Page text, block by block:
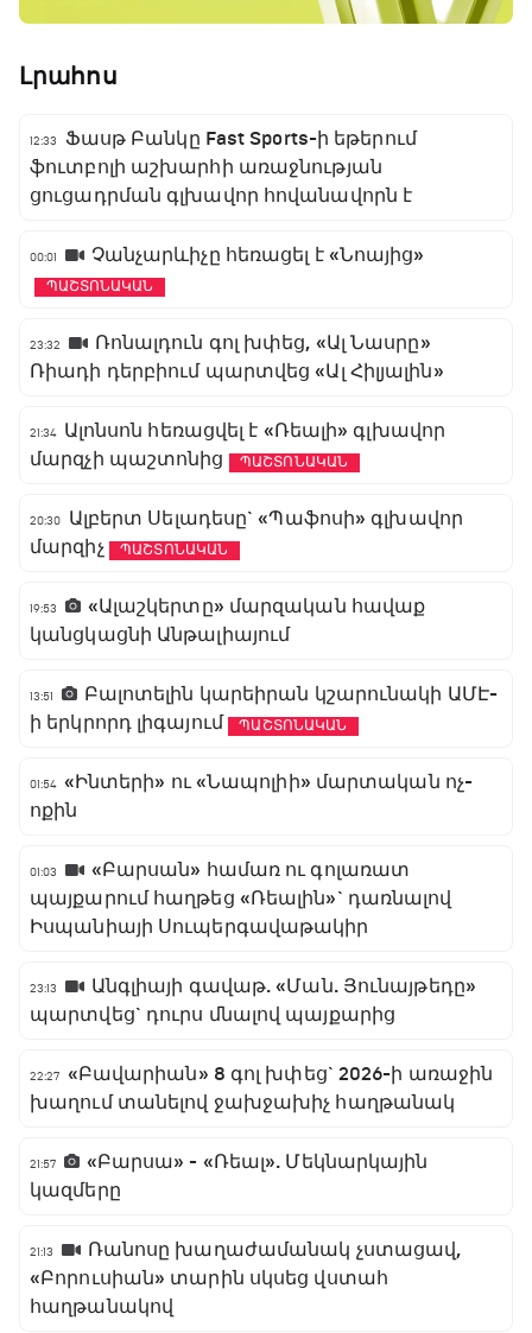
Լրահոս
12:33
Ֆասթ Բանկը Fast Sports-ի եթերում
ֆուտբոլի աշխարհի առաջնության
ցուցադրման գլխավոր հովանավորն է
00:01 Չանչարևիչը հեռացել է «Նոայից»
ՊԱՇՏՈՆԱԿԱՆ
23:32
Ռոնալդուն գոլ խփեց, «Ալ Նասրը»
Ռիադի դերբիում պարտվեց «Ալ Հիլյալին»
21:34 Ալոնսոն հեռացվել է «Ռեալի» գլխավոր
մարզչի պաշտոնից
ՊԱՇՏՈՆԱԿԱՆ
20:30
Ալբերտ Սելադեսը` «Պաֆոսի» գլխավոր
մարզիչ
ՊԱՇՏՈՆԱԿԱՆ
19:53
«Ալաշկերտը» մարզական հավաք
կանցկացնի Անթալիայում
13:51
Բալոտելին կարեիրան կշարունակի ԱՄԷ-
ի երկրորդ լիգայում
ՊԱՇՏՈՆԱԿԱՆ
01:54 «Ինտերի» ու «Նապոլիի» մարտական ոչ-
ոքին
01:03
«Բարսան» համառ ու գոլառատ
պայքարում հաղթեց «Ռեալին»` դառնալով
Իսպանիայի Սուպերգավաթակիր
23:13
Անգլիայի գավաթ. «Ման. Յունայթեդը»
պարտվեց` դուրս մնալով պայքարից
22:27 «Բավարիան» 8 գոլ խփեց` 2026-ի առաջին
խաղում տանելով ջախջախիչ հաղթանակ
21:57
«Բարսա» - «Ռեալ». Մեկնարկային
կազմերը
21:13
Ռանոսը խաղաժամանակ չստացավ,
«Բորուսիան» տարին սկսեց վստահ
հաղթանակով